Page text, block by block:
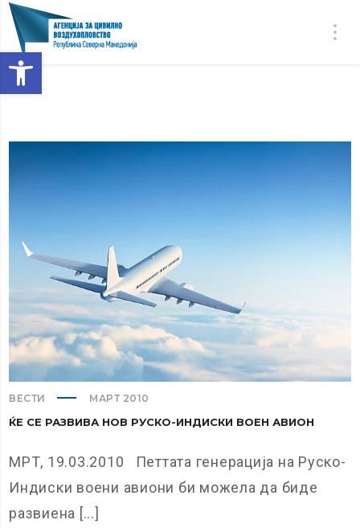
Open toolbar
ВЕСТИ МАРТ 2010
ЌЕ СЕ РАЗВИВА НОВ РУСКО-ИНДИСКИ ВОЕН АВИОН
МРТ, 19.03.2010 Петтата генерација на Руско-
Индиски воени авиони би можела да биде
развиена [...]